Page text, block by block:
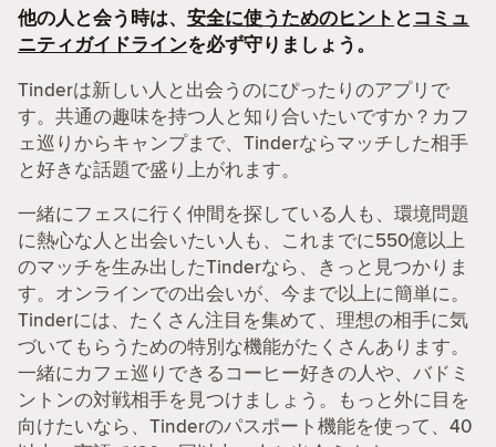
他の人と会う時は、安全に使うためのヒント と コミュ
ニティガイドラインを必ず守りましょう。
Tinderは新しい人と出会うのにぴったりのアプリで
す。共通の趣味を持つ人と知り合いたいですか？カフ
ェ巡りからキャンプまで、Tinderならマッチした相手
と好きな話題で盛り上がれます。
一緒にフェスに行く仲間を探している人も、環境問題
に熱心な人と出会いたい人も、これまでに550億以上
のマッチを生み出したTinderなら、きっと見つかりま
す。オンラインでの出会いが、今まで以上に簡単に。
Tinderには、たくさん注目を集めて、理想の相手に気
づいてもらうための特別な機能がたくさんあります。
一緒にカフェ巡りできるコーヒー好きの人や、バドミ
ントンの対戦相手を見つけましょう。もっと外に目を
向けたいなら、Tinderのパスポート機能を使って、40